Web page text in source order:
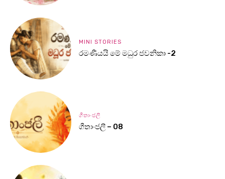
MINI STORIES
රමණීයයි මේ මධුර ජවනිකා -2
ගීතාංජලී
ගීතාංජලී – 08